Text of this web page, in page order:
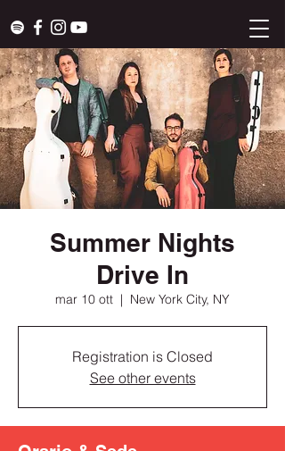
Summer Nights
Drive In
mar 10 ott
  |
New York City, NY
Registration is Closed
See other events